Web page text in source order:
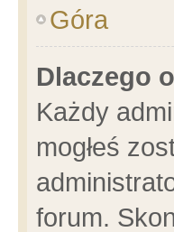
Góra
Dlaczego
Każdy
mogłeś
forum.